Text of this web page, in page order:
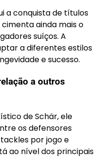
a conquista de títulos
ainda mais o
suíços. A
a diferentes estilos
e sucesso.
a outros
de Schär, ele
os defensores
por jogo e
ao nível dos principais